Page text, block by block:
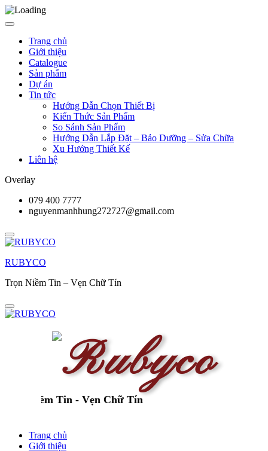
Trang chủ
Giới thiệu
Catalogue
Sản phẩm
Dự án
Tin tức
Hướng Dẫn Chọn Thiết Bị
Kiến Thức Sản Phẩm
So Sánh Sản Phẩm
Hướng Dẫn Lắp Đặt – Bảo Dưỡng – Sửa Chữa
Xu Hướng Thiết Kế
Liên hệ
Overlay
079 400 7777
nguyenmanhhung272727@gmail.com
RUBYCO
Trọn Niềm Tin – Vẹn Chữ Tín
Niềm Tin - Vẹn Chữ Tín
Trang chủ
Giới thiệu